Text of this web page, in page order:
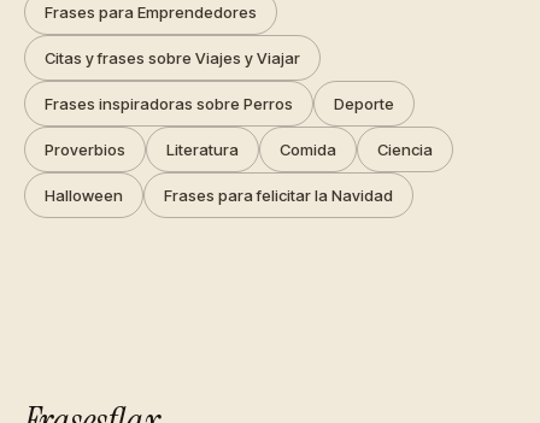
Frases para Emprendedores
Citas y frases sobre Viajes y Viajar
Frases inspiradoras sobre Perros Deporte
Proverbios Literatura Comida Ciencia
Halloween Frases para felicitar la Navidad